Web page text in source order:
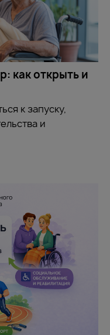
как открыть и
к запуску,
и